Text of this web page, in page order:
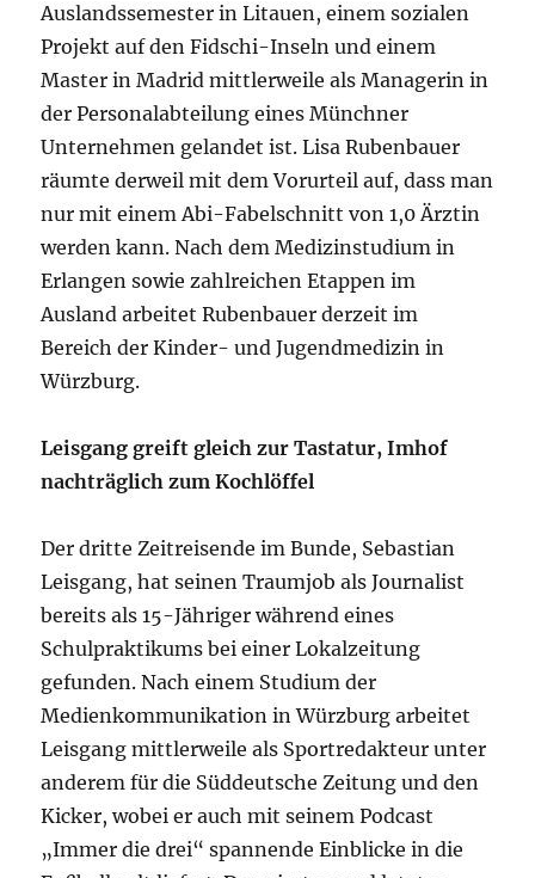
Auslandssemester in Litauen, einem sozialen
Projekt auf den Fidschi-Inseln und einem
Master in Madrid mittlerweile als Managerin in
der Personalabteilung eines Münchner
Unternehmen gelandet ist. Lisa Rubenbauer
räumte derweil mit dem Vorurteil auf, dass man
nur mit einem Abi-Fabelschnitt von 1,0 Ärztin
werden kann. Nach dem Medizinstudium in
Erlangen sowie zahlreichen Etappen im
Ausland arbeitet Rubenbauer derzeit im
Bereich der Kinder- und Jugendmedizin in
Würzburg.
Leisgang greift gleich zur Tastatur, Imhof
nachträglich zum Kochlöffel
Der dritte Zeitreisende im Bunde, Sebastian
Leisgang, hat seinen Traumjob als Journalist
bereits als 15-Jähriger während eines
Schulpraktikums bei einer Lokalzeitung
gefunden. Nach einem Studium der
Medienkommunikation in Würzburg arbeitet
Leisgang mittlerweile als Sportredakteur unter
anderem für die Süddeutsche Zeitung und den
Kicker, wobei er auch mit seinem Podcast
„Immer die drei“ spannende Einblicke in die